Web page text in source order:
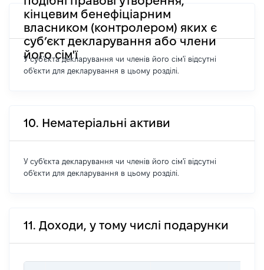
кінцевим бенефіціарним
власником (контролером) яких є
суб’єкт декларування або члени
його сім'ї
У суб'єкта декларування чи членів його сім'ї відсутні
об'єкти для декларування в цьому розділі.
10. Нематеріальні активи
У суб'єкта декларування чи членів його сім'ї відсутні
об'єкти для декларування в цьому розділі.
11. Доходи, у тому числі подарунки